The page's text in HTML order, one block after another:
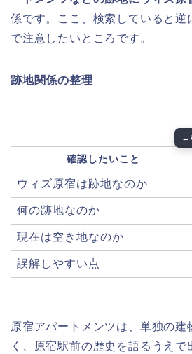
係です。ここ、検索していると逆
で注意したいところです。
跡地関係の整理
確認したいこと
ウィズ原宿は跡地なのか
何の跡地なのか
現在は空き地なのか
誤解しやすい点
原宿アパートメンツは、単独の建
く、原宿駅前の歴史を語るうえで